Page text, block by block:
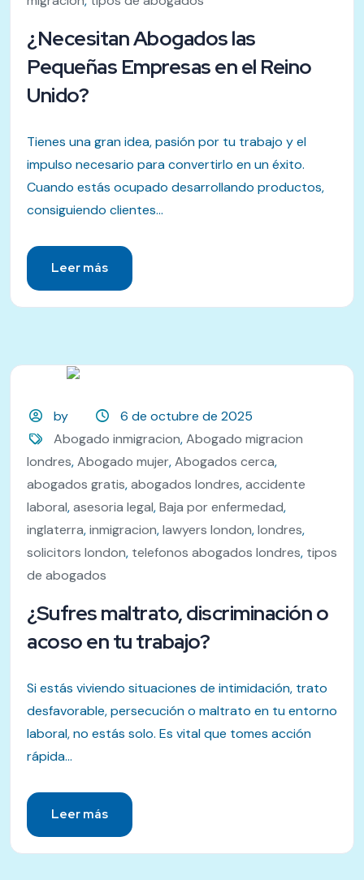
¿Necesitan Abogados las
Pequeñas Empresas en el Reino
Unido?
Tienes una gran idea, pasión por tu trabajo y el
impulso necesario para convertirlo en un éxito.
Cuando estás ocupado desarrollando productos,
consiguiendo clientes...
Leer más
by
6 de octubre de 2025
Abogado inmigracion,Abogado migracion
londres,Abogado mujer,Abogados cerca,
abogados gratis,abogados londres,accidente
laboral,asesoria legal,Baja por enfermedad,
inglaterra,inmigracion,lawyers london,londres,
solicitors london, telefonos abogados londres, tipos
de abogados
¿Sufres maltrato, discriminación o
acoso en tu trabajo?
Si estás viviendo situaciones de intimidación, trato
desfavorable, persecución o maltrato en tu entorno
laboral, no estás solo. Es vital que tomes acción
rápida...
Leer más